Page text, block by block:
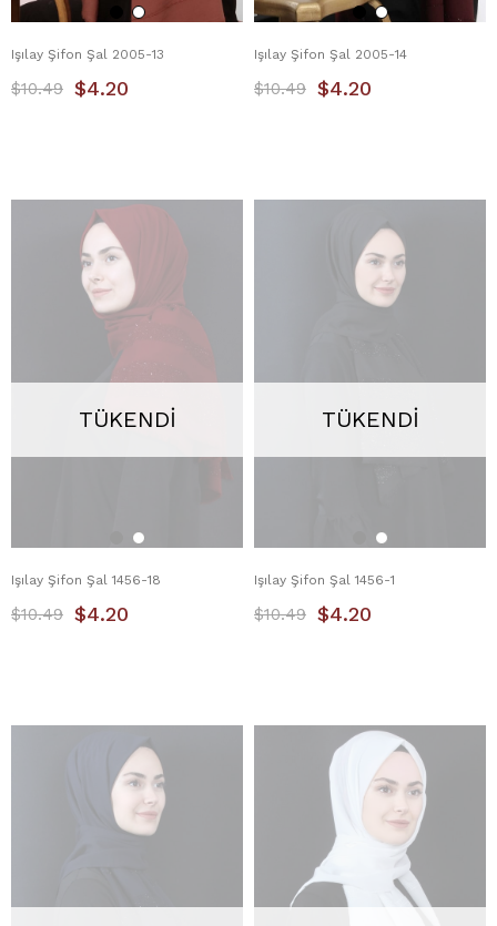
Işılay Şifon Şal 2005-13
$4.20
$10.49
Işılay Şifon Şal 2005-14
$4.20
$10.49
TÜKENDI
Işılay Şifon Şal 1456-18
$4.20
$10.49
TÜKENDI
Işılay Şifon Şal 1456-1
$4.20
$10.49